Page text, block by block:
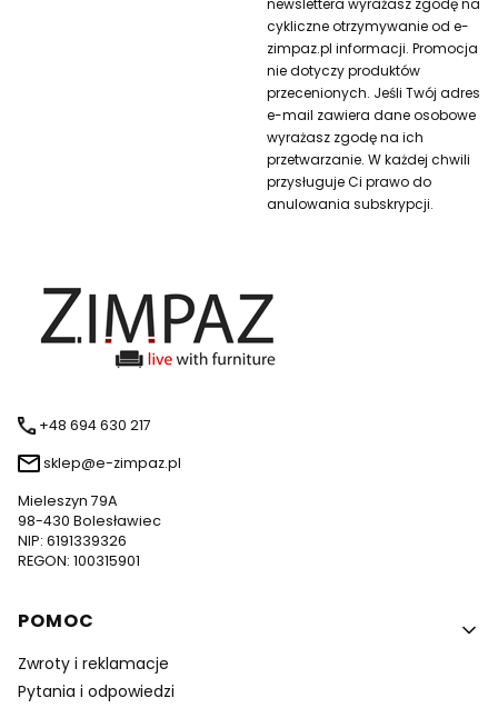
newslettera wyrażasz zgodę na
cykliczne otrzymywanie od e-
zimpaz.pl informacji. Promocja
nie dotyczy produktów
przecenionych. Jeśli Twój adres
e-mail zawiera dane osobowe
wyrażasz zgodę na ich
przetwarzanie. W każdej chwili
przysługuje Ci prawo do
anulowania subskrypcji.
+48 694 630 217
sklep@e-zimpaz.pl
Mieleszyn 79A
98-430 Bolesławiec
NIP: 6191339326
REGON: 100315901
Linki w stopce
POMOC
Zwroty i reklamacje
Pytania i odpowiedzi